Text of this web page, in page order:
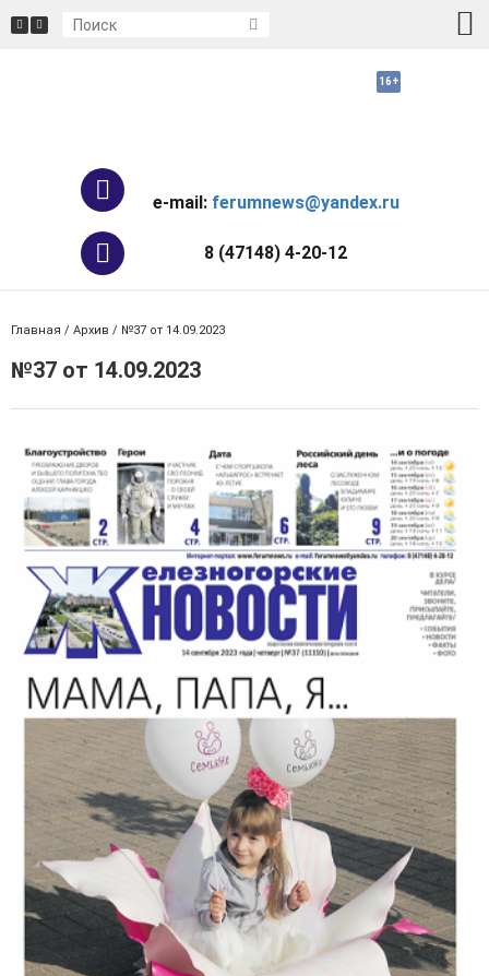
e-mail: ferumnews@yandex.ru
8 (47148) 4-20-12
Главная / Архив / №37 от 14.09.2023
№37 от 14.09.2023